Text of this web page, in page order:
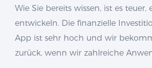
Wie Sie bereits wissen, ist es teuer,
entwickeln. Die finanzielle
App ist sehr hoch und wir
zurück, wenn wir zahlreiche